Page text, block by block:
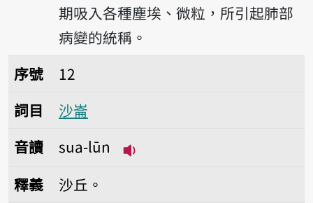
期吸入各種塵埃、微粒，所引起肺部
病變的統稱。
序號12沙崙
序號
12
詞目
沙崙
音讀
sua-lūn
釋義
沙丘。